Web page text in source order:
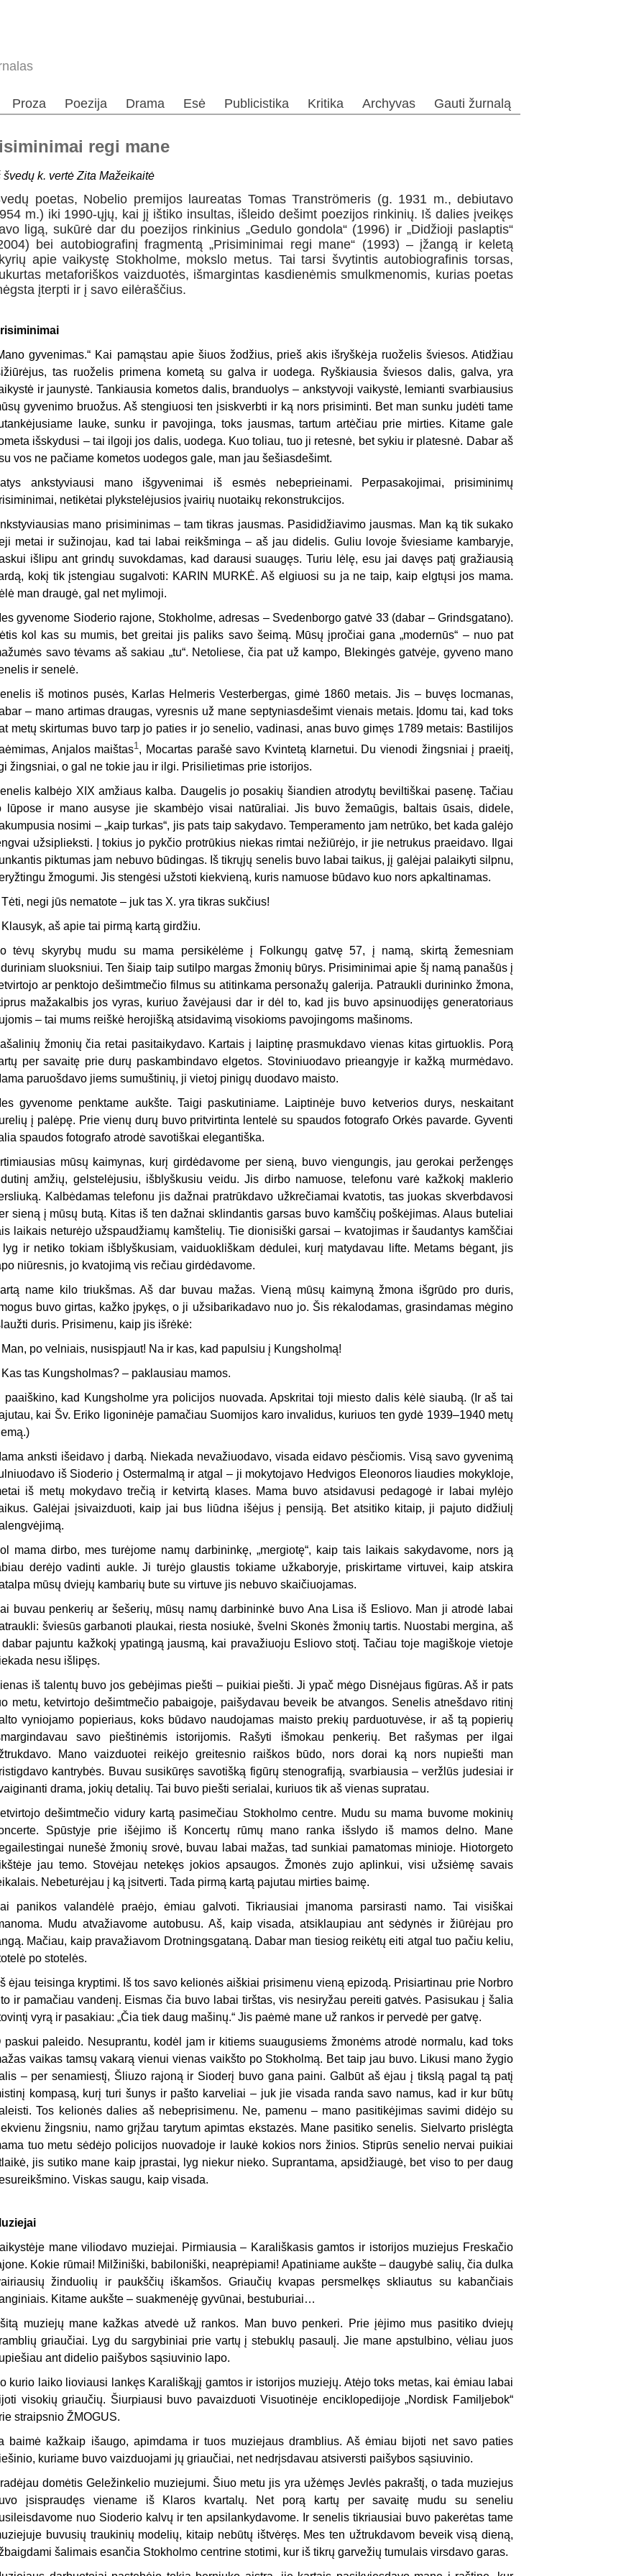
Proza Poezija Drama Esė Publicistika Kritika Archyvas Gauti žurnalą
regi mane
švedų k. vertė Zita Mažeikaitė
poetas, Nobelio premijos laureatas Tomas Tranströmeris (g. 1931 m., debiutavo
m.) iki 1990-ųjų, kai jį ištiko insultas, išleido dešimt poezijos rinkinių. Iš dalies įveikęs
ligą, sukūrė dar du poezijos rinkinius „Gedulo gondola“ (1996) ir „Didžioji paslaptis“
bei autobiografinį fragmentą „Prisiminimai regi mane“ (1993) – įžangą ir keletą
apie vaikystę Stokholme, mokslo metus. Tai tarsi švytintis autobiografinis torsas,
metaforiškos vaizduotės, išmargintas kasdienėmis smulkmenomis, kurias poetas
įterpti ir į savo eilėraščius.
gyvenimas.“ Kai pamąstau apie šiuos žodžius, prieš akis išryškėja ruoželis šviesos. Atidžiau
tas ruoželis primena kometą su galva ir uodega. Ryškiausia šviesos dalis, galva, yra
ir jaunystė. Tankiausia kometos dalis, branduolys – ankstyvoji vaikystė, lemianti svarbiausius
gyvenimo bruožus. Aš stengiuosi ten įsiskverbti ir ką nors prisiminti. Bet man sunku judėti tame
lauke, sunku ir pavojinga, toks jausmas, tartum artėčiau prie mirties. Kitame gale
išskydusi – tai ilgoji jos dalis, uodega. Kuo toliau, tuo ji retesnė, bet sykiu ir platesnė. Dabar aš
vos ne pačiame kometos uodegos gale, man jau šešiasdešimt.
ankstyviausi mano išgyvenimai iš esmės nebeprieinami. Perpasakojimai, prisiminimų
netikėtai plykstelėjusios įvairių nuotaikų rekonstrukcijos.
mano prisiminimas – tam tikras jausmas. Pasididžiavimo jausmas. Man ką tik sukako
metai ir sužinojau, kad tai labai reikšminga – aš jau didelis. Guliu lovoje šviesiame kambaryje,
išlipu ant grindų suvokdamas, kad darausi suaugęs. Turiu lėlę, esu jai davęs patį gražiausią
kokį tik įstengiau sugalvoti: KARIN MURKĖ. Aš elgiuosi su ja ne taip, kaip elgtųsi jos mama.
man draugė, gal net mylimoji.
gyvenome Sioderio rajone, Stokholme, adresas – Svedenborgo gatvė 33 (dabar – Grindsgatano).
kol kas su mumis, bet greitai jis paliks savo šeimą. Mūsų įpročiai gana „modernūs“ – nuo pat
savo tėvams aš sakiau „tu“. Netoliese, čia pat už kampo, Blekingės gatvėje, gyveno mano
ir senelė.
iš motinos pusės, Karlas Helmeris Vesterbergas, gimė 1860 metais. Jis – buvęs locmanas,
– mano artimas draugas, vyresnis už mane septyniasdešimt vienais metais. Įdomu tai, kad toks
metų skirtumas buvo tarp jo paties ir jo senelio, vadinasi, anas buvo gimęs 1789 metais: Bastilijos
Anjalos maištas1, Mocartas parašė savo Kvintetą klarnetui. Du vienodi žingsniai į praeitį,
žingsniai, o gal ne tokie jau ir ilgi. Prisilietimas prie istorijos.
kalbėjo XIX amžiaus kalba. Daugelis jo posakių šiandien atrodytų beviltiškai pasenę. Tačiau
lūpose ir mano ausyse jie skambėjo visai natūraliai. Jis buvo žemaūgis, baltais ūsais, didele,
nosimi – „kaip turkas“, jis pats taip sakydavo. Temperamento jam netrūko, bet kada galėjo
užsiplieksti. Į tokius jo pykčio protrūkius niekas rimtai nežiūrėjo, ir jie netrukus praeidavo. Ilgai
piktumas jam nebuvo būdingas. Iš tikrųjų senelis buvo labai taikus, jį galėjai palaikyti silpnu,
žmogumi. Jis stengėsi užstoti kiekvieną, kuris namuose būdavo kuo nors apkaltinamas.
Tėti, negi jūs nematote – juk tas X. yra tikras sukčius!
Klausyk, aš apie tai pirmą kartą girdžiu.
tėvų skyrybų mudu su mama persikėlėme į Folkungų gatvę 57, į namą, skirtą žemesniam
sluoksniui. Ten šiaip taip sutilpo margas žmonių būrys. Prisiminimai apie šį namą panašūs į
ar penktojo dešimtmečio filmus su atitinkama personažų galerija. Patraukli durininko žmona,
mažakalbis jos vyras, kuriuo žavėjausi dar ir dėl to, kad jis buvo apsinuodijęs generatoriaus
– tai mums reiškė herojišką atsidavimą visokioms pavojingoms mašinoms.
žmonių čia retai pasitaikydavo. Kartais į laiptinę prasmukdavo vienas kitas girtuoklis. Porą
per savaitę prie durų paskambindavo elgetos. Stoviniuodavo prieangyje ir kažką murmėdavo.
paruošdavo jiems sumuštinių, ji vietoj pinigų duodavo maisto.
gyvenome penktame aukšte. Taigi paskutiniame. Laiptinėje buvo ketverios durys, neskaitant
į palėpę. Prie vienų durų buvo pritvirtinta lentelė su spaudos fotografo Orkės pavarde. Gyventi
spaudos fotografo atrodė savotiškai elegantiška.
mūsų kaimynas, kurį girdėdavome per sieną, buvo viengungis, jau gerokai peržengęs
amžių, gelstelėjusiu, išblyškusiu veidu. Jis dirbo namuose, telefonu varė kažkokį maklerio
Kalbėdamas telefonu jis dažnai pratrūkdavo užkrečiamai kvatotis, tas juokas skverbdavosi
sieną į mūsų butą. Kitas iš ten dažnai sklindantis garsas buvo kamščių poškėjimas. Alaus buteliai
laikais neturėjo užspaudžiamų kamštelių. Tie dionisiški garsai – kvatojimas ir šaudantys kamščiai
lyg ir netiko tokiam išblyškusiam, vaiduokliškam dėdulei, kurį matydavau lifte. Metams bėgant, jis
niūresnis, jo kvatojimą vis rečiau girdėdavome.
name kilo triukšmas. Aš dar buvau mažas. Vieną mūsų kaimyną žmona išgrūdo pro duris,
buvo girtas, kažko įpykęs, o ji užsibarikadavo nuo jo. Šis rėkalodamas, grasindamas mėgino
duris. Prisimenu, kaip jis išrėkė:
Man, po velniais, nusispjaut! Na ir kas, kad papulsiu į Kungsholmą!
Kas tas Kungsholmas? – paklausiau mamos.
paaiškino, kad Kungsholme yra policijos nuovada. Apskritai toji miesto dalis kėlė siaubą. (Ir aš tai
kai Šv. Eriko ligoninėje pamačiau Suomijos karo invalidus, kuriuos ten gydė 1939–1940 metų
anksti išeidavo į darbą. Niekada nevažiuodavo, visada eidavo pėsčiomis. Visą savo gyvenimą
iš Sioderio į Ostermalmą ir atgal – ji mokytojavo Hedvigos Eleonoros liaudies mokykloje,
iš metų mokydavo trečią ir ketvirtą klases. Mama buvo atsidavusi pedagogė ir labai mylėjo
Galėjai įsivaizduoti, kaip jai bus liūdna išėjus į pensiją. Bet atsitiko kitaip, ji pajuto didžiulį
mama dirbo, mes turėjome namų darbininkę, „mergiotę“, kaip tais laikais sakydavome, nors ją
derėjo vadinti aukle. Ji turėjo glaustis tokiame užkaboryje, priskirtame virtuvei, kaip atskira
mūsų dviejų kambarių bute su virtuve jis nebuvo skaičiuojamas.
buvau penkerių ar šešerių, mūsų namų darbininkė buvo Ana Lisa iš Esliovo. Man ji atrodė labai
šviesūs garbanoti plaukai, riesta nosiukė, švelni Skonės žmonių tartis. Nuostabi mergina, aš
dabar pajuntu kažkokį ypatingą jausmą, kai pravažiuoju Esliovo stotį. Tačiau toje magiškoje vietoje
nesu išlipęs.
iš talentų buvo jos gebėjimas piešti – puikiai piešti. Ji ypač mėgo Disnėjaus figūras. Aš ir pats
metu, ketvirtojo dešimtmečio pabaigoje, paišydavau beveik be atvangos. Senelis atnešdavo ritinį
vyniojamo popieriaus, koks būdavo naudojamas maisto prekių parduotuvėse, ir aš tą popierių
savo pieštinėmis istorijomis. Rašyti išmokau penkerių. Bet rašymas per ilgai
Mano vaizduotei reikėjo greitesnio raiškos būdo, nors dorai ką nors nupiešti man
kantrybės. Buvau susikūręs savotišką figūrų stenografiją, svarbiausia – veržlūs judesiai ir
drama, jokių detalių. Tai buvo piešti serialai, kuriuos tik aš vienas supratau.
dešimtmečio vidury kartą pasimečiau Stokholmo centre. Mudu su mama buvome mokinių
Spūstyje prie išėjimo iš Koncertų rūmų mano ranka išslydo iš mamos delno. Mane
nunešė žmonių srovė, buvau labai mažas, tad sunkiai pamatomas minioje. Hiotorgeto
jau temo. Stovėjau netekęs jokios apsaugos. Žmonės zujo aplinkui, visi užsiėmę savais
Nebeturėjau į ką įsitverti. Tada pirmą kartą pajutau mirties baimę.
panikos valandėlė praėjo, ėmiau galvoti. Tikriausiai įmanoma parsirasti namo. Tai visiškai
Mudu atvažiavome autobusu. Aš, kaip visada, atsiklaupiau ant sėdynės ir žiūrėjau pro
Mačiau, kaip pravažiavom Drotningsgataną. Dabar man tiesiog reikėtų eiti atgal tuo pačiu keliu,
po stotelės.
ėjau teisinga kryptimi. Iš tos savo kelionės aiškiai prisimenu vieną epizodą. Prisiartinau prie Norbro
ir pamačiau vandenį. Eismas čia buvo labai tirštas, vis nesiryžau pereiti gatvės. Pasisukau į šalia
vyrą ir pasakiau: „Čia tiek daug mašinų.“ Jis paėmė mane už rankos ir pervedė per gatvę.
paskui paleido. Nesuprantu, kodėl jam ir kitiems suaugusiems žmonėms atrodė normalu, kad toks
vaikas tamsų vakarą vienui vienas vaikšto po Stokholmą. Bet taip jau buvo. Likusi mano žygio
– per senamiestį, Šliuzo rajoną ir Sioderį buvo gana paini. Galbūt aš ėjau į tikslą pagal tą patį
kompasą, kurį turi šunys ir pašto karveliai – juk jie visada randa savo namus, kad ir kur būtų
Tos kelionės dalies aš nebeprisimenu. Ne, pamenu – mano pasitikėjimas savimi didėjo su
žingsniu, namo grįžau tarytum apimtas ekstazės. Mane pasitiko senelis. Sielvarto prislėgta
tuo metu sėdėjo policijos nuovadoje ir laukė kokios nors žinios. Stiprūs senelio nervai puikiai
jis sutiko mane kaip įprastai, lyg niekur nieko. Suprantama, apsidžiaugė, bet viso to per daug
Viskas saugu, kaip visada.
mane viliodavo muziejai. Pirmiausia – Karališkasis gamtos ir istorijos muziejus Freskačio
Kokie rūmai! Milžiniški, babiloniški, neaprėpiami! Apatiniame aukšte – daugybė salių, čia dulka
žinduolių ir paukščių iškamšos. Griaučių kvapas persmelkęs skliautus su kabančiais
Kitame aukšte – suakmenėję gyvūnai, bestuburiai…
šitą muziejų mane kažkas atvedė už rankos. Man buvo penkeri. Prie įėjimo mus pasitiko dviejų
griaučiai. Lyg du sargybiniai prie vartų į stebuklų pasaulį. Jie mane apstulbino, vėliau juos
ant didelio paišybos sąsiuvinio lapo.
kurio laiko lioviausi lankęs Karališkąjį gamtos ir istorijos muziejų. Atėjo toks metas, kai ėmiau labai
visokių griaučių. Šiurpiausi buvo pavaizduoti Visuotinėje enciklopedijoje „Nordisk Familjebok“
straipsnio ŽMOGUS.
baimė kažkaip išaugo, apimdama ir tuos muziejaus dramblius. Aš ėmiau bijoti net savo paties
kuriame buvo vaizduojami jų griaučiai, net nedrįsdavau atsiversti paišybos sąsiuvinio.
domėtis Geležinkelio muziejumi. Šiuo metu jis yra užėmęs Jevlės pakraštį, o tada muziejus
įsispraudęs viename iš Klaros kvartalų. Net porą kartų per savaitę mudu su seneliu
nuo Sioderio kalvų ir ten apsilankydavome. Ir senelis tikriausiai buvo pakerėtas tame
buvusių traukinių modelių, kitaip nebūtų ištvėręs. Mes ten užtrukdavom beveik visą dieną,
šalimais esančia Stokholmo centrine stotimi, kur iš tikrų garvežių tumulais virsdavo garas.